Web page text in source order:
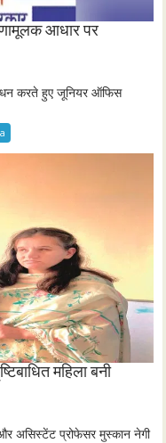
आधार पर
करते हुए जूनियर ऑफिस
महिला बनी
असिस्टेंट प्रोफेसर मुस्कान नेगी